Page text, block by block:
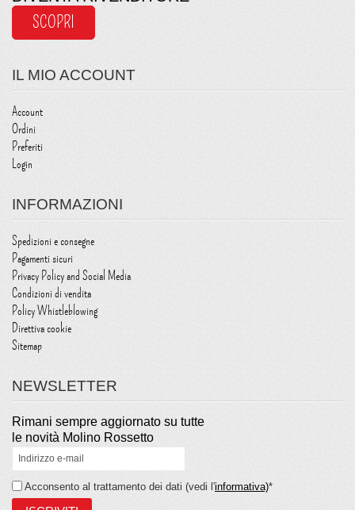
SCOPRI
IL MIO ACCOUNT
Account
Ordini
Preferiti
Login
INFORMAZIONI
Spedizioni e consegne
Pagamenti sicuri
Privacy Policy and Social Media
Condizioni di vendita
Policy Whistleblowing
Direttiva cookie
Sitemap
NEWSLETTER
Rimani sempre aggiornato su tutte
le novità Molino Rossetto
Acconsento al trattamento dei dati (vedi l'informativa)*